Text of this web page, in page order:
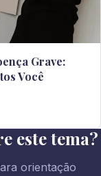
Grave:
Você
este tema?
orientação